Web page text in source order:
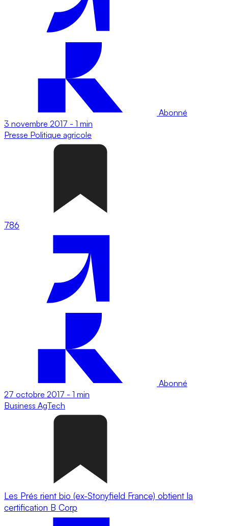
Abonné
3 novembre 2017 - 1 min
Presse Politique agricole
786
Abonné
27 octobre 2017 - 1 min
Business AgTech
Les Prés rient bio (ex-Stonyﬁeld France) obtient la
certiﬁcation B Corp